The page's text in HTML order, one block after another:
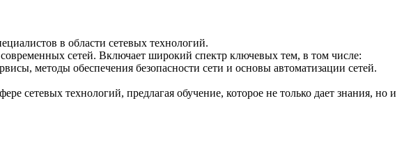
в области сетевых технологий.
сетей. Включает широкий спектр ключевых тем, в том числе:
методы обеспечения безопасности сети и основы автоматизации сетей.
сетевых технологий, предлагая обучение, которое не только дает знания, но и